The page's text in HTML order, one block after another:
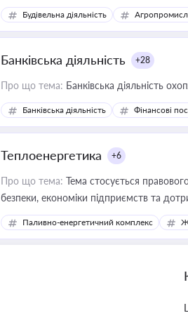
ресурсами
Будівельна діяльність
Банківська діяльність +28
Про що тема: Банківська діяльність
Банківська діяльність Фінансові
Теплоенергетика +6
Про що тема: Тема стосується
безпеки, економіки підприємств та
Паливно-енергетичний комплекс